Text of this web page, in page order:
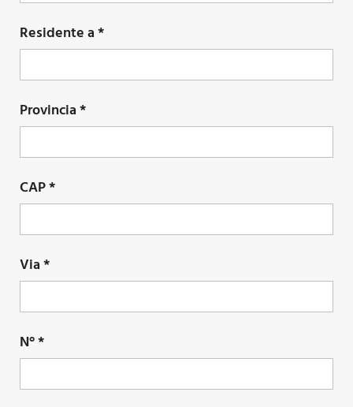
Residente a *
Provincia *
CAP *
Via *
N° *